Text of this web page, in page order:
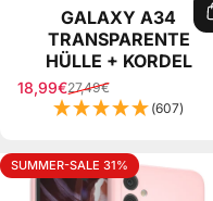
GALAXY A34
TRANSPARENTE
HÜLLE + KORDEL
Sale price
18,99€
Regular price
27,49€
(607)
SUMMER-SALE 31%